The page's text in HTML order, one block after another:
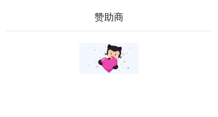
赞助商